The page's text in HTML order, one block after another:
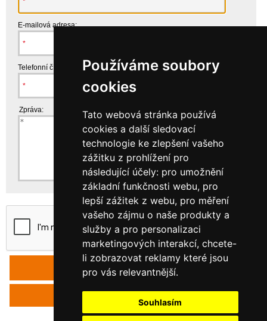
Používáme soubory
cookies
Tato webová stránka používá
cookies a další sledovací
technologie ke zlepšení vašeho
zážitku z prohlížení pro
následující účely: pro umožnění
základní funkčnosti webu, pro
lepší zážitek z webu, pro měření
vašeho zájmu o naše produkty a
služby a pro personalizaci
marketingových interakcí, chcete-
li zobrazovat reklamy které jsou
pro vás relevantnější.
Souhlasím
E-mailová adresa:
Telefonní číslo:
Zpráva: